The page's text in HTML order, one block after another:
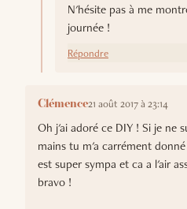
N'hésite pas à me
journée !
Répondre
Clémence21 août 2017 à 23:14
Oh j'ai adoré ce DIY ! Si je ne
mains tu m'a carrément
est super sympa et ca a l'air
bravo !